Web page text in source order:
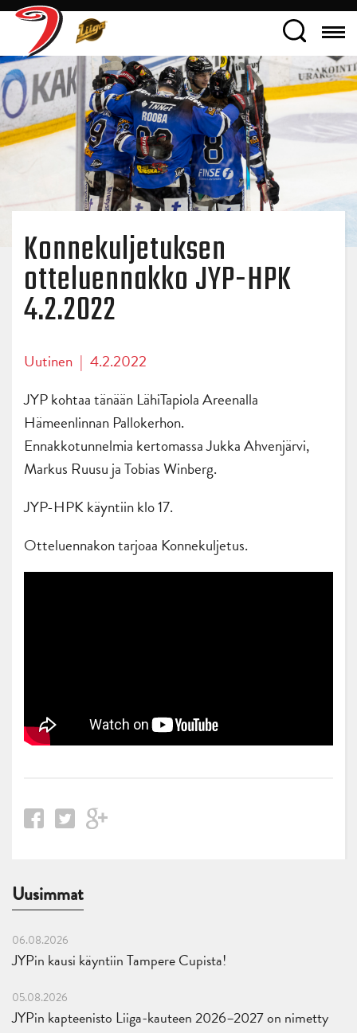
Konnekuljetuksen
otteluennakko JYP-HPK
4.2.2022
Uutinen | 4.2.2022
JYP kohtaa tänään LähiTapiola Areenalla
Hämeenlinnan Pallokerhon.
Ennakkotunnelmia kertomassa Jukka Ahvenjärvi,
Markus Ruusu ja Tobias Winberg.
JYP-HPK käyntiin klo 17.
Otteluennakon tarjoaa Konnekuljetus.
Uusimmat
06.08.2026
JYPin kausi käyntiin Tampere Cupista!
05.08.2026
JYPin kapteenisto Liiga-kauteen 2026–2027 on nimetty